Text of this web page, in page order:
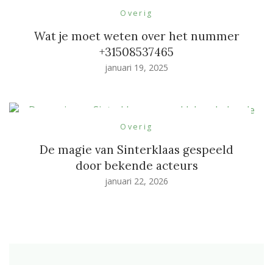
Overig
Wat je moet weten over het nummer
+31508537465
januari 19, 2025
Overig
De magie van Sinterklaas gespeeld
door bekende acteurs
januari 22, 2026